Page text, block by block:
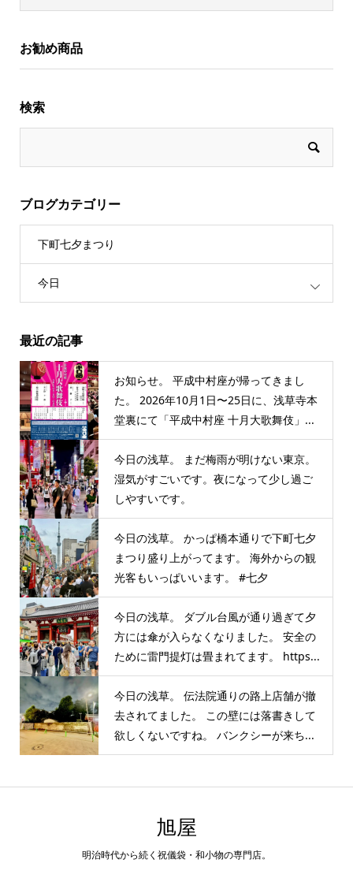
お勧め商品
検索
ブログカテゴリー
下町七夕まつり
今日
最近の記事
お知らせ。 平成中村座が帰ってきまし
た。 2026年10月1日〜25日に、浅草寺本
堂裏にて「平成中村座 十月大歌舞伎」...
今日の浅草。 まだ梅雨が明けない東京。
湿気がすごいです。夜になって少し過ご
しやすいです。
今日の浅草。 かっぱ橋本通りで下町七夕
まつり盛り上がってます。 海外からの観
光客もいっぱいいます。 #七夕
今日の浅草。 ダブル台風が通り過ぎて夕
方には傘が入らなくなりました。 安全の
ために雷門提灯は畳まれてます。 https...
今日の浅草。 伝法院通りの路上店舗が撤
去されてました。 この壁には落書きして
欲しくないですね。 バンクシーが来ち...
旭屋
明治時代から続く祝儀袋・和小物の専門店。